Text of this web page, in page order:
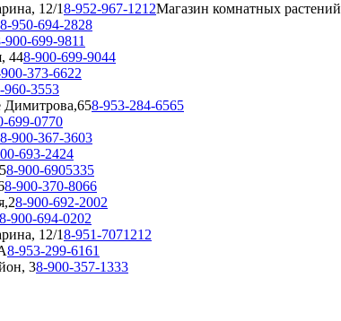
12/18-952-967-1212Магазин комнатных растений
8-950-694-2828
900-699-9811
448-900-699-9044
373-6622
960-3553
Димитрова,658-953-284-6565
699-0770
8-900-367-3603
693-2424
8-900-6905335
8-900-370-8066
8-900-692-2002
8-900-694-0202
12/18-951-7071212
8-953-299-6161
38-900-357-1333